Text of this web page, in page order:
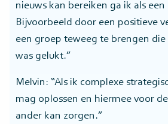
nieuws kan bereiken ga ik als een
Bijvoorbeeld door een positieve
een groep teweeg te brengen
was gelukt.”
Melvin: “Als ik complexe
mag oplossen en hiermee voor
ander kan zorgen.”